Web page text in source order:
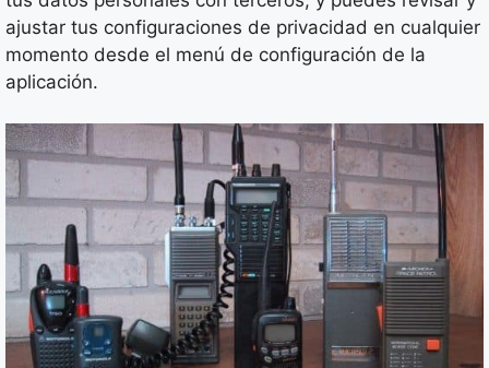
ajustar tus configuraciones de privacidad en cualquier
momento desde el menú de configuración de la
aplicación.